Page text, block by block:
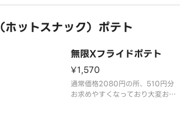
（ホットスナック）ポテト
無限Xフライドポテト
¥1,570
通常価格2080円の所、510円分
お求めやすくなっており大変お得